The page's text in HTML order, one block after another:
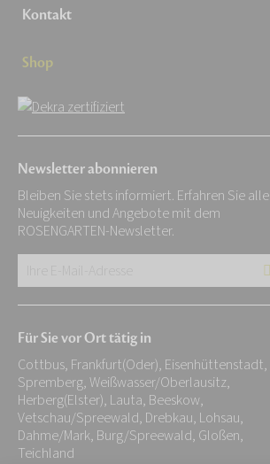
Kontakt
Shop
Newsletter abonnieren
Bleiben Sie stets informiert. Erfahren Sie alle
Neuigkeiten und Angebote mit dem
ROSENGARTEN-Newsletter.
E-
Adresse:
*
Für Sie vor Ort tätig in
Cottbus, Frankfurt(Oder), Eisenhüttenstadt,
Spremberg, Weißwasser/Oberlausitz,
Herberg(Elster), Lauta, Beeskow,
Vetschau/Spreewald, Drebkau, Lohsau,
Dahme/Mark, Burg/Spreewald, Gloßen,
Teichland